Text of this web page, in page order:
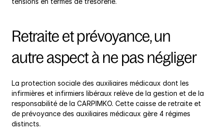
Retraite et prévoyance, un
autre aspect à ne pas négliger
La protection sociale des auxiliaires médicaux dont les
infirmières et infirmiers libéraux relève de la gestion et de la
responsabilité de la CARPIMKO. Cette caisse de retraite et
de prévoyance des auxiliaires médicaux gère 4 régimes
distincts.